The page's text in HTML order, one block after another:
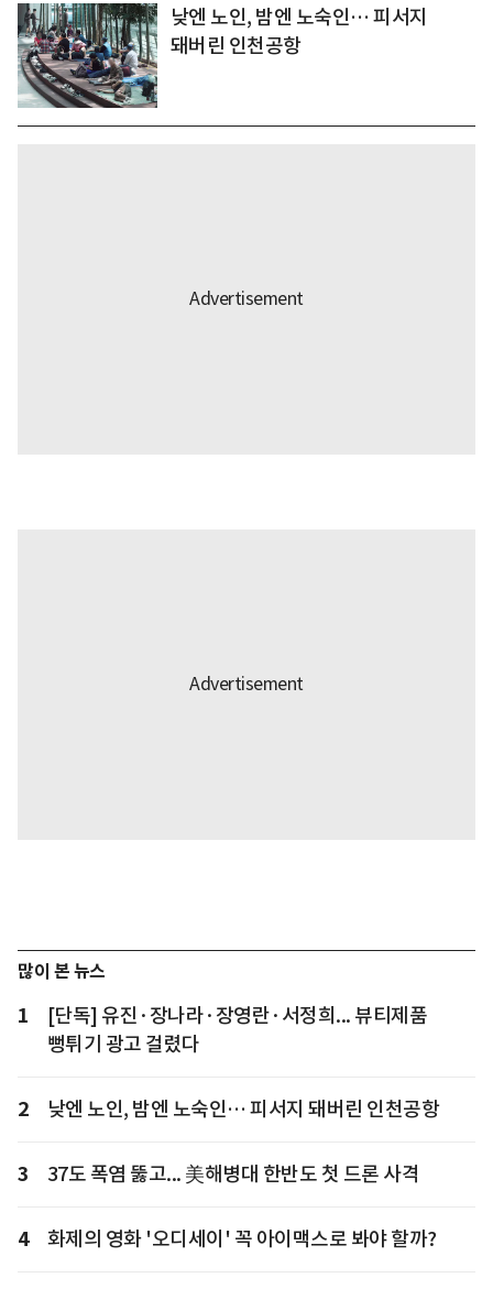
낮엔 노인, 밤엔 노숙인… 피서지
돼버린 인천공항
많이 본 뉴스
1
[단독] 유진·장나라·장영란·서정희... 뷰티제품
뻥튀기 광고 걸렸다
2 낮엔 노인, 밤엔 노숙인… 피서지 돼버린 인천공항
3 37도 폭염 뚫고... 美해병대 한반도 첫 드론 사격
4 화제의 영화 '오디세이' 꼭 아이맥스로 봐야 할까?